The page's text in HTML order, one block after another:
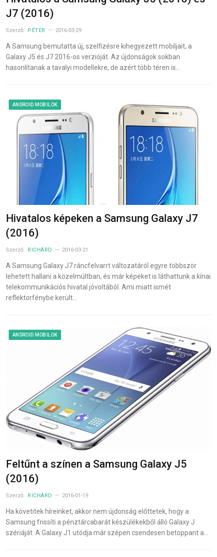
J7 (2016)
Szerző: PÉTER 2016-03-29
A Samsung bemutatta új, szelfizésre kihegyezett mobiljait, a
Galaxy J5 és J7 2016-os verzióját. Az újdonságok sokban
hasonlítanak a tavalyi modellekre, de azért több téren is…
ANDROID MOBILOK
Hivatalos képeken a Samsung Galaxy J7
(2016)
Szerző: RICHÁRD 2016-03-21
A Samsung Galaxy J7 ráncfelvarrt változatáról egyre többször
lehetett hallani a közelmúltban, és már képeket is láthattunk a kínai
telekommunikációs hivatal jóvoltából. Ami miatt ismét
reflektorfénybe került…
ANDROID MOBILOK
Feltűnt a színen a Samsung Galaxy J5
(2016)
Szerző: RICHÁRD 2016-01-19
Ha követitek híreinket, akkor nem újdonság előttetek, hogy a
Samsung frissíti a pénztárcabarát készülékekből álló Galaxy J
szériáját. A Galaxy J1 utódja már szépen csendesen betoppant a…